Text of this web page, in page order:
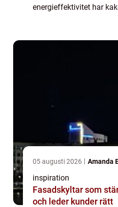
energieffektivitet har
05 augusti 2026 Amanda
inspiration
Fasadskyltar som
och leder kunder rätt